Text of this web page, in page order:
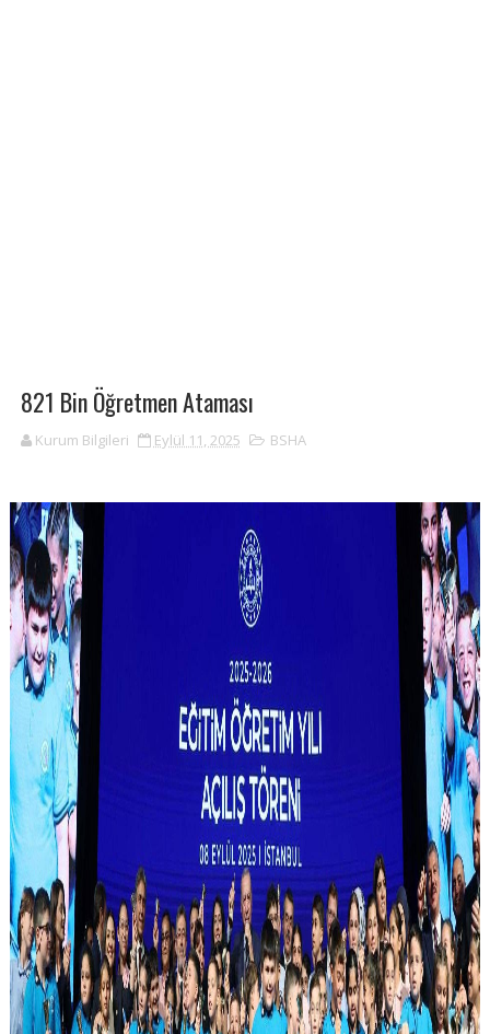
821 Bin Öğretmen Ataması
Kurum Bilgileri Eylül 11, 2025 BSHA